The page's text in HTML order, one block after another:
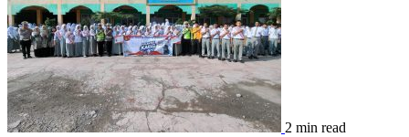
2 min read